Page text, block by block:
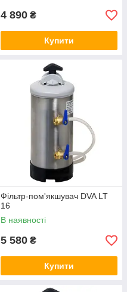
4 890 ₴
Купити
Фільтр-пом'якшувач DVA LT
16
В наявності
5 580 ₴
Купити